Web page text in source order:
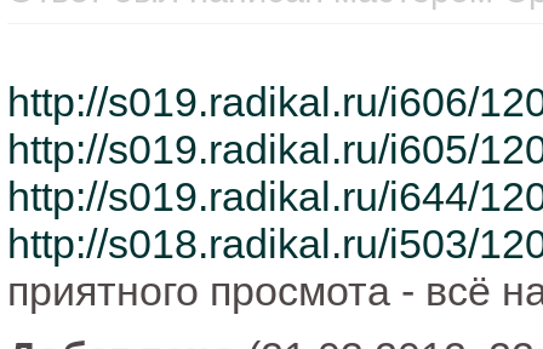
http://s019.radikal.ru/i606/
http://s019.radikal.ru/i605/
http://s019.radikal.ru/i644/
http://s018.radikal.ru/i503/
приятного просмота - всё